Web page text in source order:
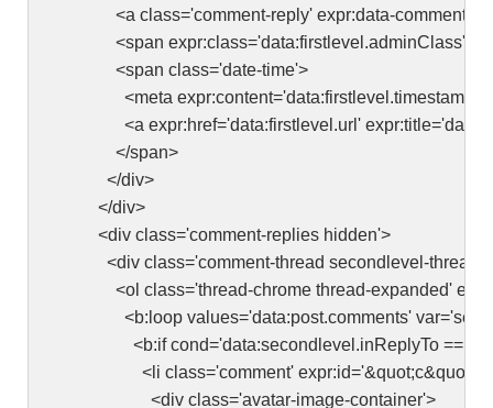
<a class='comment-reply' expr:data-comment-
<span expr:class='data:firstlevel.adminClass'><a
<span class='date-time'>
<meta expr:content='data:firstlevel.timestamp'
<a expr:href='data:firstlevel.url'
</span>
</div>
</div>
<div class='comment-replies hidden'>
<div class='comment-thread secondlevel-thread'
<ol class='thread-chrome thread-expanded'
<b:loop values='data:post.comments'
<b:if cond='data:secondlevel.inReplyTo ==
<li class='comment' expr:id='&quot;c&quot; +
<div class='avatar-image-container'>